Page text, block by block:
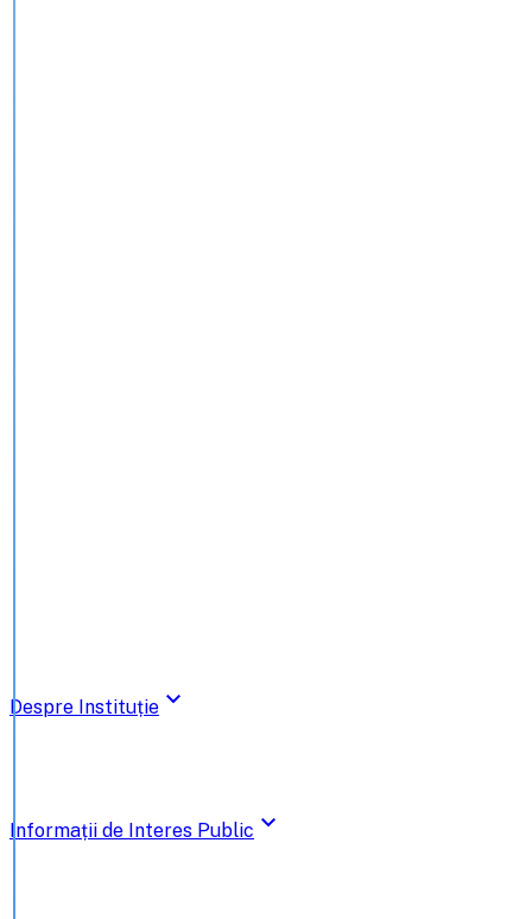
Despre Instituție expand_more
Informații de Interes Public expand_more